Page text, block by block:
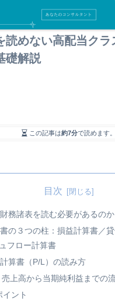
読めない高配当クラ
礎解説
この記事は約7分で読めます。
目次
務諸表を読む必要があるのか
の３つの柱：損益計算書／
フロー計算書
算書（P/L）の読み方
上高から当期純利益までの
イント